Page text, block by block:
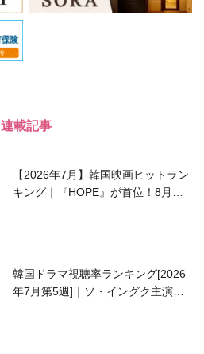
連載記事
【2026年7月】韓国映画ヒットラン
キング｜『HOPE』が首位！8月公
韓国ドラマ視聴率ランキング[2026
年7月第5週]｜ソ・イングク主演の